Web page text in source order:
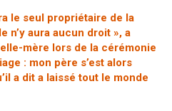
le seul propriétaire de la
n’y aura aucun droit », a
mère lors de la cérémonie
: mon père s’est alors
a dit a laissé tout le monde